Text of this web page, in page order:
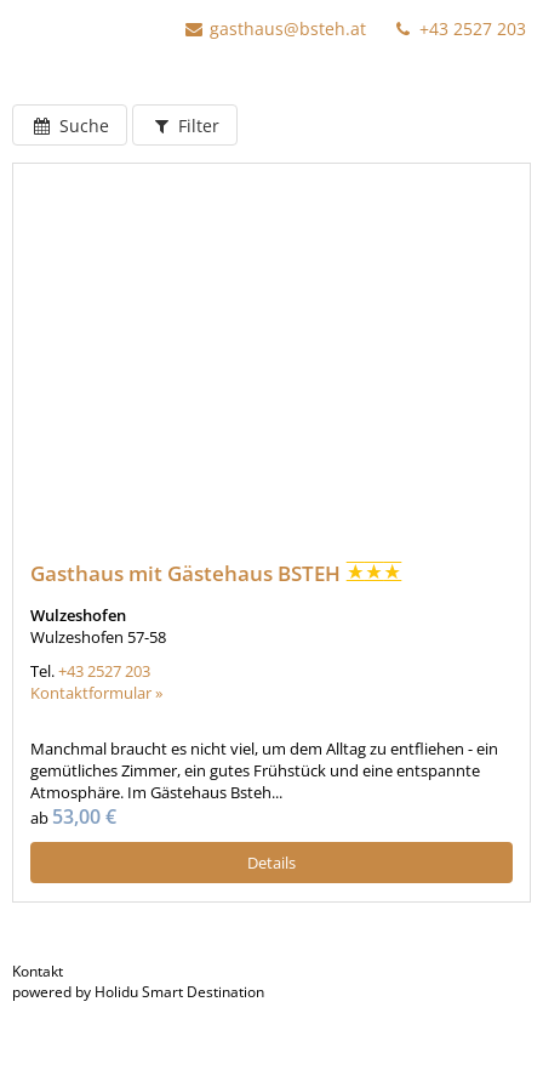
gasthaus@bsteh.at +43 2527 203
Suche Filter
Gasthaus mit Gästehaus BSTEH
Wulzeshofen
Wulzeshofen 57-58
Tel.+43 2527 203
Kontaktformular »
Manchmal braucht es nicht viel, um dem Alltag zu entfliehen - ein
gemütliches Zimmer, ein gutes Frühstück und eine entspannte
Atmosphäre. Im Gästehaus Bsteh...
ab 53,00 €
Details
Kontakt
powered by Holidu Smart Destination